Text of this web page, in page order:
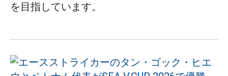
を目指しています。